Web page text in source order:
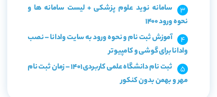
سامانه نوید علوم پزشکی + لیست سامانه ها و
نحوه ورود 1400
آموزش ثبت نام و نحوه ورود به سایت وادانا – نصب
وادانا برای گوشی و کامپیوتر
ثبت نام دانشگاه علمی کاربردی 1401 – زمان ثبت نام
مهر و بهمن بدون کنکور